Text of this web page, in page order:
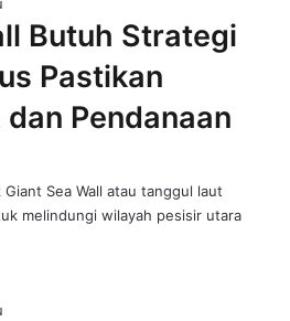
Butuh Strategi
Pastikan
Pendanaan
Sea Wall atau tanggul laut
melindungi wilayah pesisir utara